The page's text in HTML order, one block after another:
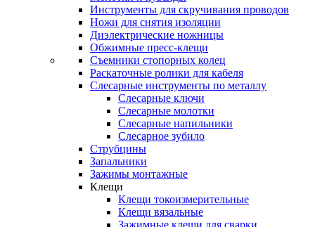
Инструменты для скручивания проводов
Ножи для снятия изоляции
Диэлектрические ножницы
Обжимные пресс-клещи
Съемники стопорных колец
Раскаточные ролики для кабеля
Слесарные инструменты по металлу
Слесарные ключи
Слесарные молотки
Слесарные напильники
Слесарное зубило
Струбцины
Запальники
Зажимы монтажные
Клещи
Клещи токоизмерительные
Клещи вязальные
Зажимные клещи для сварки